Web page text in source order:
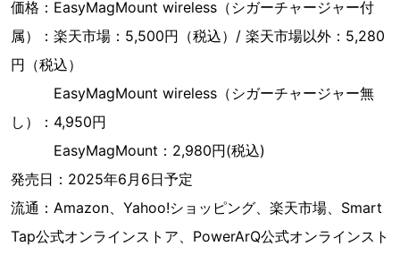
価格：EasyMagMount wireless（シガーチャージャー付
属）：楽天市場：5,500円（税込）/ 楽天市場以外：5,280
円（税込）
EasyMagMount wireless（シガーチャージャー無
し）：4,950円
EasyMagMount：2,980円(税込)
発売日：2025年6月6日予定
流通：Amazon、Yahoo!ショッピング、楽天市場、Smart
Tap公式オンラインストア、PowerArQ公式オンラインスト